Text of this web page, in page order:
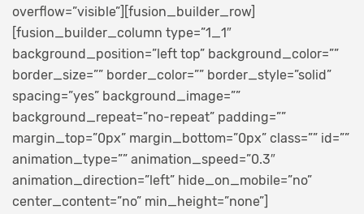
overflow=”visible”][fusion_builder_row]
[fusion_builder_column type=”1_1″
background_position=”left top” background_color=””
border_size=”” border_color=”” border_style=”solid”
spacing=”yes” background_image=””
background_repeat=”no-repeat” padding=””
margin_top=”0px” margin_bottom=”0px” class=”” id=””
animation_type=”” animation_speed=”0.3″
animation_direction=”left” hide_on_mobile=”no”
center_content=”no” min_height=”none”]